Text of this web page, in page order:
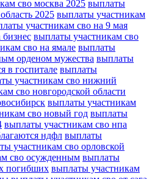
сво москва 2025 выплаты
2025 выплаты участникам
участникам сво на 9 мая
выплаты участникам сво
сво на ямале выплаты
орденом мужества выплаты
в госпитале выплаты
участникам сво нижний
сво новгородской области
выплаты участникам
сво новый год выплаты
выплаты участникам сво нпа
ндфл выплаты
участникам сво орловской
сво осужденным выплаты
погибших выплаты участникам